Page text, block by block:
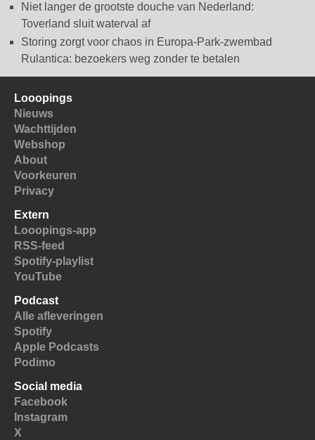
Niet langer de grootste douche van Nederland:
Toverland sluit waterval af
Storing zorgt voor chaos in Europa-Park-zwembad
Rulantica: bezoekers weg zonder te betalen
Looopings
Nieuws
Wachttijden
Webshop
About
Voorkeuren
Privacy
Extern
Looopings-app
RSS-feed
Spotify-playlist
YouTube
Podcast
Alle afleveringen
Spotify
Apple Podcasts
Podimo
Social media
Facebook
Instagram
X